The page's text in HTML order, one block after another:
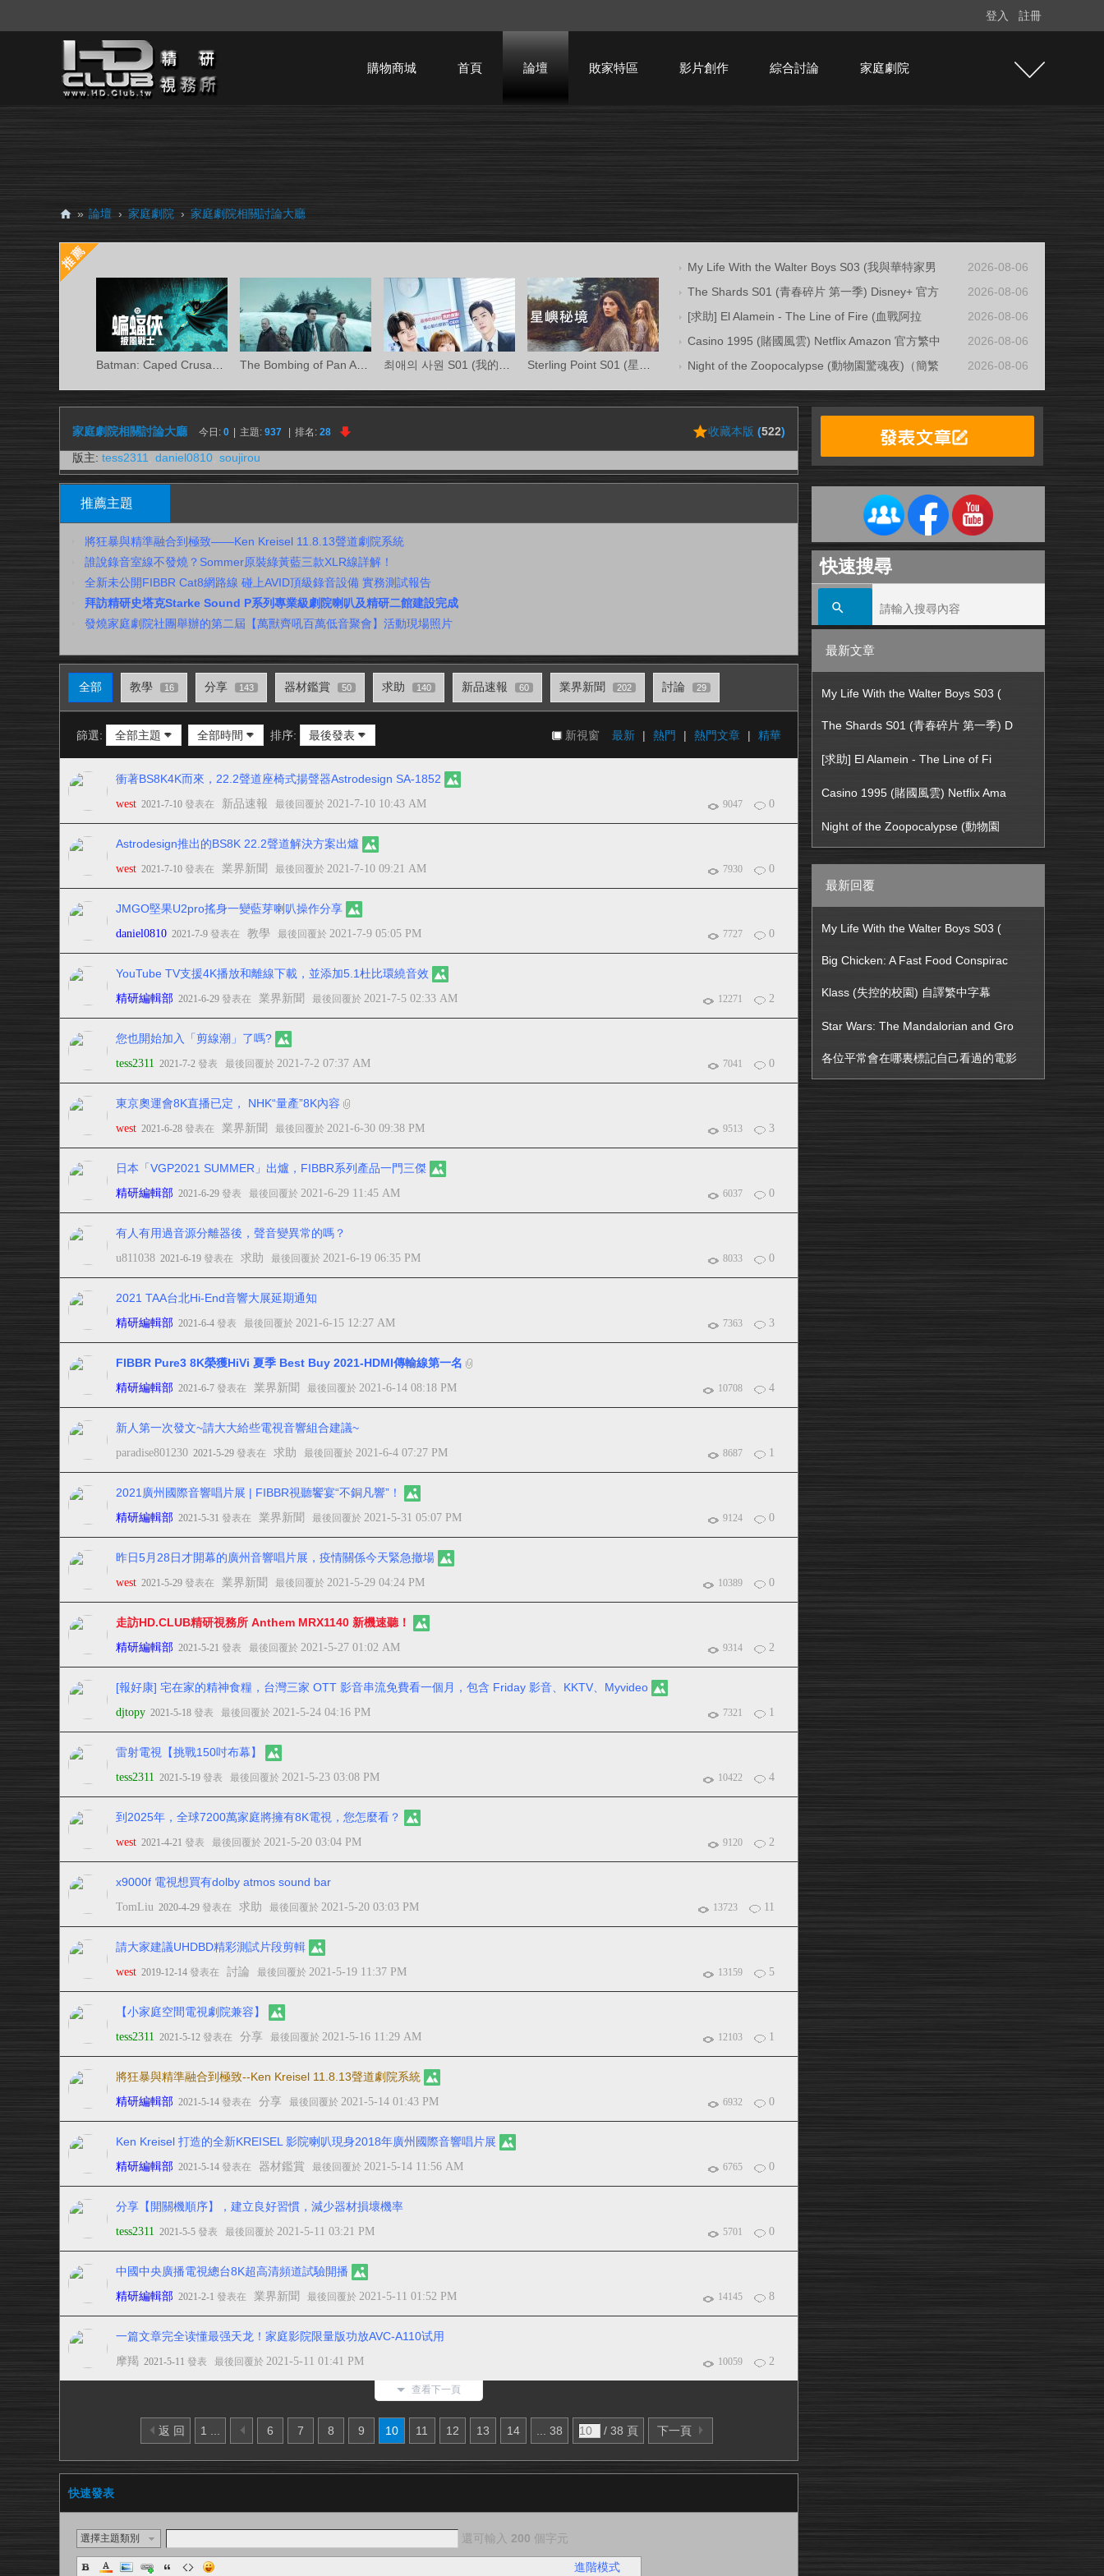
登入 註冊
購物商城 首頁 論壇 敗家特區 影片創作 綜合討論 家庭劇院
D.
Cl
務
» 論壇 › 家庭劇院 › 家庭劇院相關討論大廳
My Life With the Walter Boys S03 (我與華特家男
2026-08-06
The Shards S01 (青春碎片 第一季) Disney+ 官方
2026-08-06
[求助] El Alamein - The Line of Fire (血戰阿拉
2026-08-06
Casino 1995 (賭國風雲) Netflix Amazon 官方繁中
2026-08-06
Night of the Zoopocalypse (動物園驚魂夜)（簡繁
2026-08-06
收藏本版 (522)
家庭劇院相關討論大廳 今日: 0 主題: 937 排名: 28
版主: tess2311 daniel0810 soujirou
推薦主題
將狂暴與精準融合到極致——Ken Kreisel 11.8.13聲道劇院系統
誰說錄音室線不發燒？Sommer原裝綠黃藍三款XLR線詳解！
全新未公開FIBBR Cat8網路線 碰上AVID頂級錄音設備 實務測試報告
拜訪精研史塔克Starke Sound P系列專業級劇院喇叭及精研二館建設完成
發燒家庭劇院社團舉辦的第二屆【萬獸齊吼百萬低音聚會】活動現場照片
全部 教學 16 分享 143 器材鑑賞 50 求助 140 新品速報 60 業界新聞 202 討論 29
最新 | 熱門 | 熱門文章 | 精華
新視窗
篩選: 全部主題 全部時間 排序: 最後發表
衝著BS8K4K而來，22.2聲道座椅式揚聲器Astrodesign SA-1852
9047 0
west 2021-7-10 發表在 新品速報 最後回覆於 2021-7-10 10:43 AM
Astrodesign推出的BS8K 22.2聲道解決方案出爐
7930 0
west 2021-7-10 發表在 業界新聞 最後回覆於 2021-7-10 09:21 AM
JMGO堅果U2pro搖身一變藍芽喇叭操作分享
7727 0
daniel0810 2021-7-9 發表在 教學 最後回覆於 2021-7-9 05:05 PM
YouTube TV支援4K播放和離線下載，並添加5.1杜比環繞音效
12271 2
精研編輯部 2021-6-29 發表在 業界新聞 最後回覆於 2021-7-5 02:33 AM
您也開始加入「剪線潮」了嗎?
7041 0
tess2311 2021-7-2 發表 最後回覆於 2021-7-2 07:37 AM
東京奧運會8K直播已定， NHK“量產”8K內容
9513 3
west 2021-6-28 發表在 業界新聞 最後回覆於 2021-6-30 09:38 PM
日本「VGP2021 SUMMER」出爐，FIBBR系列產品一門三傑
6037 0
精研編輯部 2021-6-29 發表 最後回覆於 2021-6-29 11:45 AM
有人有用過音源分離器後，聲音變異常的嗎？
8033 0
u811038 2021-6-19 發表在 求助 最後回覆於 2021-6-19 06:35 PM
2021 TAA台北Hi-End音響大展延期通知
7363 3
精研編輯部 2021-6-4 發表 最後回覆於 2021-6-15 12:27 AM
FIBBR Pure3 8K榮獲HiVi 夏季 Best Buy 2021-HDMI傳輸線第一名
10708 4
精研編輯部 2021-6-7 發表在 業界新聞 最後回覆於 2021-6-14 08:18 PM
新人第一次發文~請大大給些電視音響組合建議~
8687 1
paradise801230 2021-5-29 發表在 求助 最後回覆於 2021-6-4 07:27 PM
2021廣州國際音響唱片展 | FIBBR視聽饗宴“不銅凡響”！
9124 0
精研編輯部 2021-5-31 發表在 業界新聞 最後回覆於 2021-5-31 05:07 PM
昨日5月28日才開幕的廣州音響唱片展，疫情關係今天緊急撤場
10389 0
west 2021-5-29 發表在 業界新聞 最後回覆於 2021-5-29 04:24 PM
走訪HD.CLUB精研視務所 Anthem MRX1140 新機速聽！
9314 2
精研編輯部 2021-5-21 發表 最後回覆於 2021-5-27 01:02 AM
[報好康] 宅在家的精神食糧，台灣三家 OTT 影音串流免費看一個月，包含 Friday 影音、KKTV、Myvideo
7321 1
djtopy 2021-5-18 發表 最後回覆於 2021-5-24 04:16 PM
雷射電視【挑戰150吋布幕】
10422 4
tess2311 2021-5-19 發表 最後回覆於 2021-5-23 03:08 PM
到2025年，全球7200萬家庭將擁有8K電視，您怎麼看？
9120 2
west 2021-4-21 發表 最後回覆於 2021-5-20 03:04 PM
x9000f 電視想買有dolby atmos sound bar
13723 11
TomLiu 2020-4-29 發表在 求助 最後回覆於 2021-5-20 03:03 PM
請大家建議UHDBD精彩測試片段剪輯
13159 5
west 2019-12-14 發表在 討論 最後回覆於 2021-5-19 11:37 PM
【小家庭空間電視劇院兼容】
12103 1
tess2311 2021-5-12 發表在 分享 最後回覆於 2021-5-16 11:29 AM
將狂暴與精準融合到極致--Ken Kreisel 11.8.13聲道劇院系統
6932 0
精研編輯部 2021-5-14 發表在 分享 最後回覆於 2021-5-14 01:43 PM
Ken Kreisel 打造的全新KREISEL 影院喇叭現身2018年廣州國際音響唱片展
6765 0
精研編輯部 2021-5-14 發表在 器材鑑賞 最後回覆於 2021-5-14 11:56 AM
分享【開關機順序】，建立良好習慣，減少器材損壞機率
5701 0
tess2311 2021-5-5 發表 最後回覆於 2021-5-11 03:21 PM
中國中央廣播電視總台8K超高清頻道試驗開播
14145 8
精研編輯部 2021-2-1 發表在 業界新聞 最後回覆於 2021-5-11 01:52 PM
一篇文章完全读懂最强天龙！家庭影院限量版功放AVC-A110试用
10059 2
摩羯 2021-5-11 發表 最後回覆於 2021-5-11 01:41 PM
查看下一頁
返 回 1 ... 6 7 8 9 10 11 12 13 14 ... 38 / 38 頁 下一頁
快速發表
選擇主題類別 還可輸入 200 個字元
進階模式
快速搜尋
最新文章
My Life With the Walter Boys S03 (
The Shards S01 (青春碎片 第一季) D
[求助] El Alamein - The Line of Fi
Casino 1995 (賭國風雲) Netflix Ama
Night of the Zoopocalypse (動物園
最新回覆
My Life With the Walter Boys S03 (
Big Chicken: A Fast Food Conspirac
Klass (失控的校園) 自譯繁中字幕
Star Wars: The Mandalorian and Gro
各位平常會在哪裏標記自己看過的電影